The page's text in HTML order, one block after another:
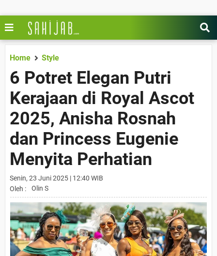
Home Style
6 Potret Elegan Putri
Kerajaan di Royal Ascot
2025, Anisha Rosnah
dan Princess Eugenie
Menyita Perhatian
Senin, 23 Juni 2025 | 12:40 WIB
Oleh :
Olin S